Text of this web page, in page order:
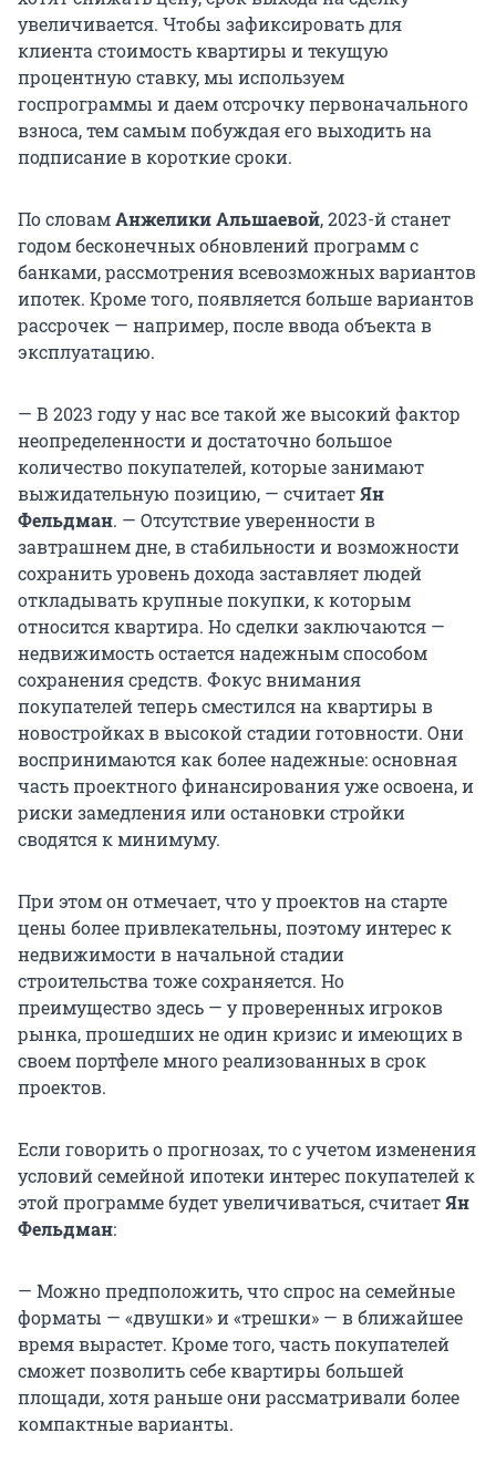
увеличивается. Чтобы зафиксировать для
клиента стоимость квартиры и текущую
процентную ставку, мы используем
госпрограммы и даем отсрочку первоначального
взноса, тем самым побуждая его выходить на
подписание в короткие сроки.
По словамАнжелики Альшаевой, 2023-й станет
годом бесконечных обновлений программ с
банками, рассмотрения всевозможных вариантов
ипотек. Кроме того, появляется больше вариантов
рассрочек — например, после ввода объекта в
эксплуатацию.
— В 2023 году у нас все такой же высокий фактор
неопределенности и достаточно большое
количество покупателей, которые занимают
выжидательную позицию, — считаетЯн
Фельдман. — Отсутствие уверенности в
завтрашнем дне, в стабильности и возможности
сохранить уровень дохода заставляет людей
откладывать крупные покупки, к которым
относится квартира. Но сделки заключаются —
недвижимость остается надежным способом
сохранения средств. Фокус внимания
покупателей теперь сместился на квартиры в
новостройках в высокой стадии готовности. Они
воспринимаются как более надежные: основная
часть проектного финансирования уже освоена, и
риски замедления или остановки стройки
сводятся к минимуму.
При этом он отмечает, что у проектов на старте
цены более привлекательны, поэтому интерес к
недвижимости в начальной стадии
строительства тоже сохраняется. Но
преимущество здесь — у проверенных игроков
рынка, прошедших не один кризис и имеющих в
своем портфеле много реализованных в срок
проектов.
Если говорить о прогнозах, то с учетом изменения
условий семейной ипотеки интерес покупателей к
этой программе будет увеличиваться, считаетЯн
Фельдман:
— Можно предположить, что спрос на семейные
форматы — «двушки» и «трешки» — в ближайшее
время вырастет. Кроме того, часть покупателей
сможет позволить себе квартиры большей
площади, хотя раньше они рассматривали более
компактные варианты.